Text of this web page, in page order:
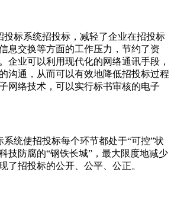
投标系统招投标，减轻了企业在招投标
息交换等方面的工作压力，节约了资
企业可以利用现代化的网络通讯手段，
沟通，从而可以有效地降低招投标过程
网络技术，可以实行标书审核的电子
系统使招投标每个环节都处于“可控”状
技防腐的“钢铁长城”，最大限度地减少
了招投标的公开、公平、公正。